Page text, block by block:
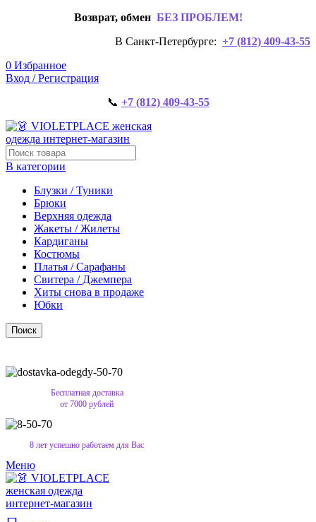
Возврат, обмен БЕЗ ПРОБЛЕМ!
В Санкт-Петербурге: +7 (812) 409-43-55
0 Избранное
Вход / Регистрация
📞 +7 (812) 409-43-55
В категории
Блузки / Туники
Брюки
Верхняя одежда
Жакеты / Жилеты
Кардиганы
Костюмы
Платья / Сарафаны
Свитера / Джемпера
Хиты снова в продаже
Юбки
Поиск
Бесплатная доставка
от 7000 рублей
8 лет успешно работаем для Вас
Меню